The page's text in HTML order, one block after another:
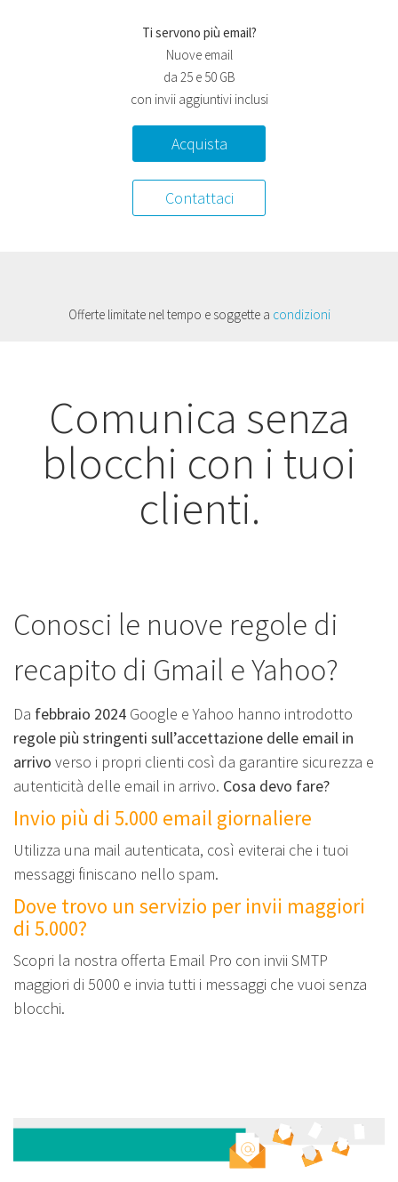
Ti servono più email?
Nuove email
da 25 e 50 GB
con invii aggiuntivi inclusi
Acquista
Contattaci
Offerte limitate nel tempo e soggette a condizioni
Comunica senza
blocchi con i tuoi
clienti.
Conosci le nuove regole di
recapito di Gmail e Yahoo?
Da febbraio 2024 Google e Yahoo hanno introdotto
regole più stringenti sull’accettazione delle email in
arrivo verso i propri clienti così da garantire sicurezza e
autenticità delle email in arrivo. Cosa devo fare?
Invio più di 5.000 email giornaliere
Utilizza una mail autenticata, così eviterai che i tuoi
messaggi finiscano nello spam.
Dove trovo un servizio per invii maggiori
di 5.000?
Scopri la nostra offerta Email Pro con invii SMTP
maggiori di 5000 e invia tutti i messaggi che vuoi senza
blocchi.